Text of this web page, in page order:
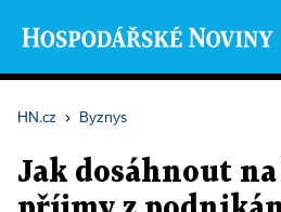
HN.cz › Byznys
Jak dosáhnout